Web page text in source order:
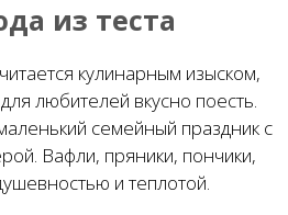
из теста
кулинарным изыском,
любителей вкусно поесть.
семейный праздник с
Вафли, пряники, пончики,
и теплотой.